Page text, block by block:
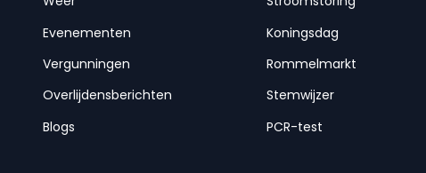
Evenementen
Vergunningen
Overlijdensberichten
Blogs
Koningsdag
Rommelmarkt
Stemwijzer
PCR-test